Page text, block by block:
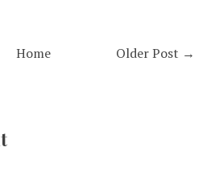
Older Post →
Home